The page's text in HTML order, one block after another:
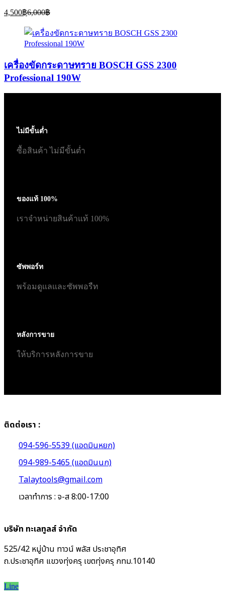
4,500฿Current
price
is:
4,500฿.
6,000฿
was:
6,000฿.
เครื่องขัดกระดาษทราย BOSCH GSS 2300
Professional 190W
ไม่มีขั้นต่ำ
ซื้อสินค้า ไม่มีขั้นต่ำ
ของแท้ 100%
เราจำหน่ายสินค้าแท้ 100%
ซัพพอร์ท
พร้อมดูแลและซัพพอรืท
หลังการขาย
ให้บริการหลังการขาย
ติดต่อเรา :
094-596-5539 (แอดมินหยก)
094-989-5465 (แอดมินนก)
Talaytools@gmail.com
เวลาทำการ : จ-ส 8:00-17:00
บริษัท ทะเลทูลส์ จำกัด
525/42 หมู่บ้าน ทาวน์ พลัส ประชาอุทิศ
ถ.ประชาอุทิศ แขวงทุ่งครุ เขตทุ่งครุ กทม.10140
Line